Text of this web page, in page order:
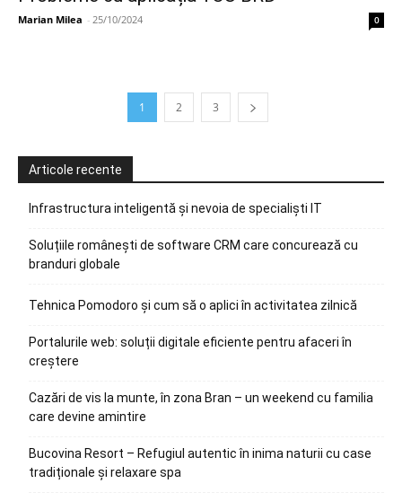
Marian Milea - 25/10/2024 0
1 2 3
Articole recente
Infrastructura inteligentă și nevoia de specialiști IT
Soluțiile românești de software CRM care concurează cu
branduri globale
Tehnica Pomodoro și cum să o aplici în activitatea zilnică
Portalurile web: soluții digitale eficiente pentru afaceri în
creștere
Cazări de vis la munte, în zona Bran – un weekend cu familia
care devine amintire
Bucovina Resort – Refugiul autentic în inima naturii cu case
tradiționale și relaxare spa